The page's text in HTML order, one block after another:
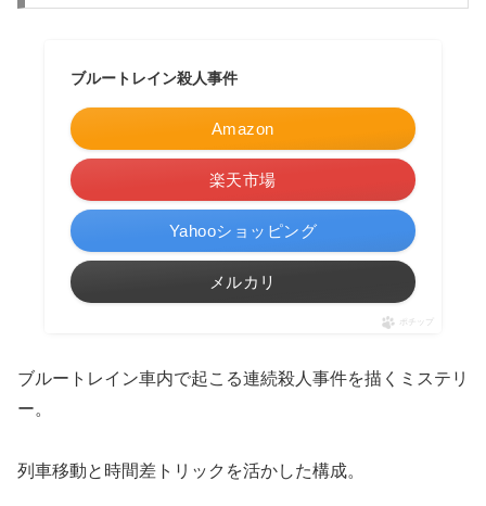
ブルートレイン殺人事件
Amazon
楽天市場
Yahooショッピング
メルカリ
ポチップ
ブルートレイン車内で起こる連続殺人事件を描くミステリ
ー。
列車移動と時間差トリックを活かした構成。